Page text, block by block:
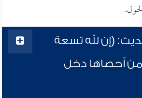
(إن لله تسعة
أحصاها دخل